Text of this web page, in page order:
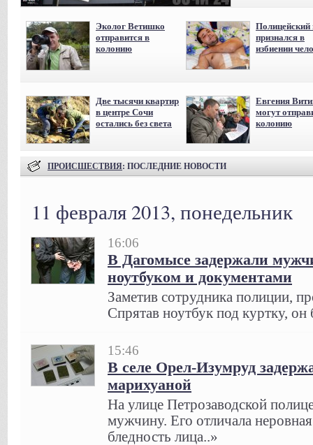
Эколог Ветишко
отправится в
колонию
Полицейский
признался в
избиении
Две тысячи квартир
в центре Сочи
остались без света
Евгения
могут
колонию
ПРОИСШЕСТВИЯ: ПОСЛЕДНИЕ НОВОСТИ
11 февраля 2013, понедельник
16:06
В Дагомысе задержали
ноутбуком и документами
Заметив сотрудника полиции,
Спрятав ноутбук под куртку, он
15:46
В селе Орел-Изумруд
марихуаной
На улице Петрозаводской
мужчину. Его отличала
бледность лица..»